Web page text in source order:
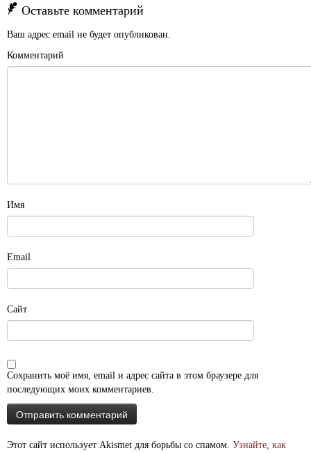
Оставьте комментарий
Ваш адрес email не будет опубликован.
Комментарий
Имя
Email
Сайт
Сохранить моё имя, email и адрес сайта в этом браузере для
последующих моих комментариев.
Этот сайт использует Akismet для борьбы со спамом. Узнайте, как